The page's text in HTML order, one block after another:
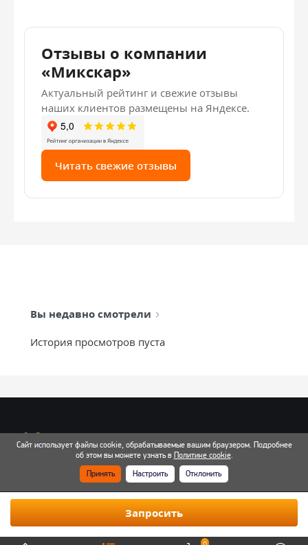
Запросить
Отзывы о компании
«Микскар»
Актуальный рейтинг и свежие отзывы
наших клиентов размещены на Яндексе.
Читать свежие отзывы
Вы недавно смотрели
История просмотров пуста
info@mixtcar.ru
Почта для связи
Все контакты
Сайт использует файлы cookie, обрабатываемые вашим браузером. Подробнее
об этом вы можете узнать в Политике cookie.
Принять
Настроить Отклонить